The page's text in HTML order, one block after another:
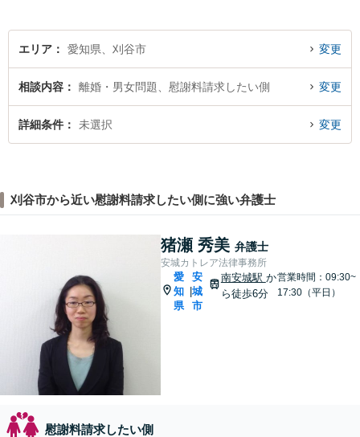
エリア 愛知県、刈谷市 変更
相談内容 離婚・男女問題、慰謝料請求したい側 変更
詳細条件 未選択 変更
刈谷市から近い慰謝料請求したい側に強い弁護士
猪瀬 秀美 弁護士
安城カトレア法律事務所
愛
知
県
安
城
市
南安城駅 か
ら徒歩6分
営業時間：09:30~
17:30（平日）
慰謝料請求したい側